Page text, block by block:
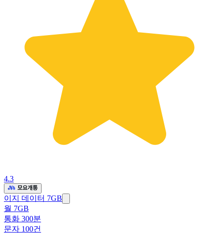
4.3
이지 데이터 7GB
월 7GB
통화 300분
문자 100건